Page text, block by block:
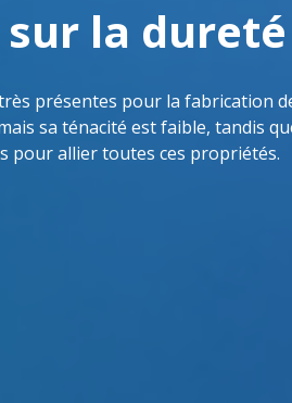
la
présentes pour la fabrication
sa ténacité est faible, tandis
pour allier toutes ces propriétés.